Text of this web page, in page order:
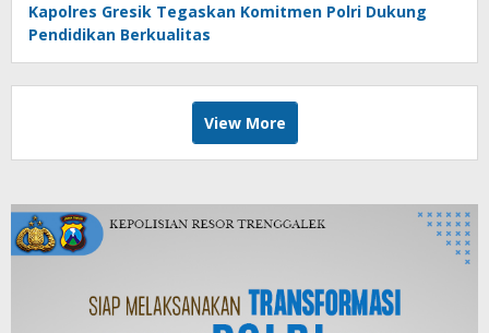
Kapolres Gresik Tegaskan Komitmen Polri Dukung
Pendidikan Berkualitas
View More